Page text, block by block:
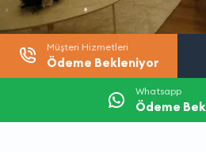
Müşteri Hizmetleri
Ödeme Bekleniyor
Whatsapp
Ödeme